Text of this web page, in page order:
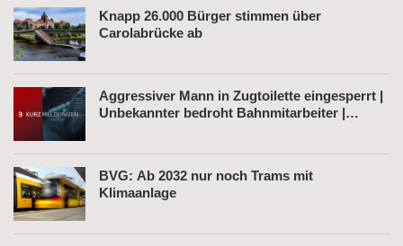
Knapp 26.000 Bürger stimmen über
Carolabrücke ab
Aggressiver Mann in Zugtoilette eingesperrt |
Unbekannter bedroht Bahnmitarbeiter |
BVG: Ab 2032 nur noch Trams mit
Klimaanlage